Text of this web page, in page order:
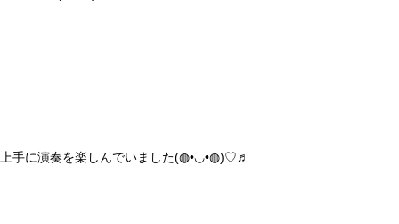
上手に演奏を楽しんでいました(◍•◡•◍)♡♬